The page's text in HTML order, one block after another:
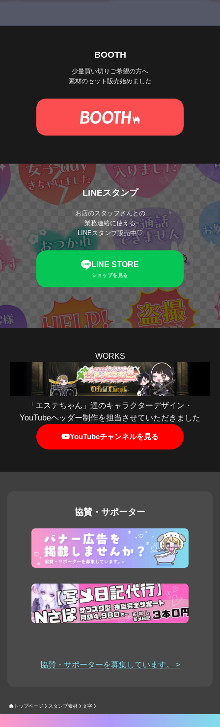
BOOTH
少量買い切りご希望の方へ
素材のセット販売始めました
LINEスタンプ
お店のスタッフさんとの
業務連絡に使える
LINEスタンプ販売中♡
LINE STORE
ショップを見る
WORKS
「エステちゃん」達のキャラクターデザイン・
YouTubeヘッダー制作を担当させていただきました
YouTubeチャンネルを見る
協賛・サポーター
協賛・サポーターを募集しています。 >
トップページ スタンプ素材 文字